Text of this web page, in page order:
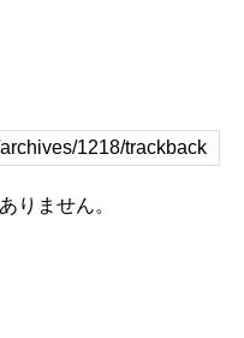
りません。